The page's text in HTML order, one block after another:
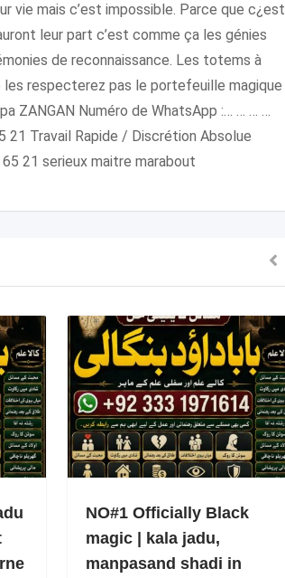
vie mais c’est impossible. Parce que c¿est
leur part c’est comme ça les génies
de reconnaissance. Les totems à
respecterez pas le portefeuille magique
ZANGAN Numéro de WhatsApp :… … … …
Travail Rapide / Discrétion Absolue
21 serieux maitre marabout
NO#1 Officially Black
magic | kala jadu,
manpasand shadi in